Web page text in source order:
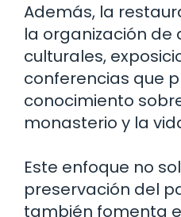
Además, la
la organización de
culturales,
conferencias que
conocimiento
monasterio y la
Este enfoque no
preservación del
también fomenta